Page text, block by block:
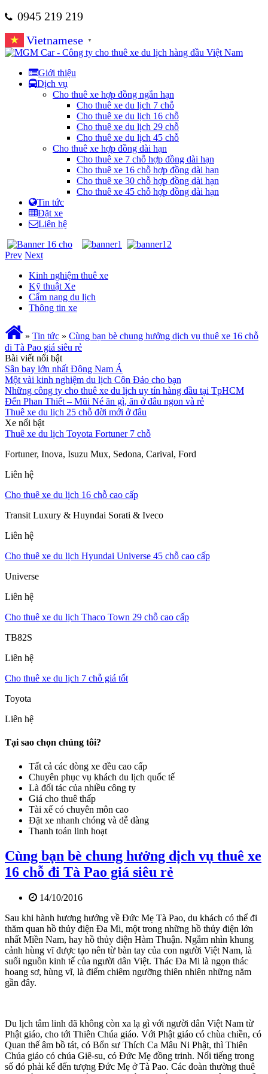
0945 219 219
Vietnamese
▼
Giới thiệu
Dịch vụ
Cho thuê xe hợp đồng ngắn hạn
Cho thuê xe du lịch 7 chỗ
Cho thuê xe du lịch 16 chỗ
Cho thuê xe du lịch 29 chỗ
Cho thuê xe du lịch 45 chỗ
Cho thuê xe hợp đồng dài hạn
Cho thuê xe 7 chỗ hợp đồng dài hạn
Cho thuê xe 16 chỗ hợp đồng dài hạn
Cho thuê xe 30 chỗ hợp đồng dài hạn
Cho thuê xe 45 chỗ hợp đồng dài hạn
Tin tức
Đặt xe
Liên hệ
Prev Next
Kinh nghiệm thuê xe
Kỹ thuật Xe
Cẩm nang du lịch
Thông tin xe
» Tin tức » Cùng bạn bè chung hưởng dịch vụ thuê xe 16 chỗ
đi Tà Pao giá siêu rẻ
Bài viết nổi bật
Sân bay lớn nhất Đông Nam Á
Một vài kinh nghiệm du lịch Côn Đảo cho bạn
Những công ty cho thuê xe du lịch uy tín hàng đầu tại TpHCM
Đến Phan Thiết – Mũi Né ăn gì, ăn ở đâu ngon và rẻ
Thuê xe du lịch 25 chỗ đời mới ở đâu
Xe nổi bật
Thuê xe du lịch Toyota Fortuner 7 chỗ
Fortuner, Inova, Isuzu Mux, Sedona, Carival, Ford
Liên hệ
Cho thuê xe du lịch 16 chỗ cao cấp
Transit Luxury & Huyndai Sorati & Iveco
Liên hệ
Cho thuê xe du lịch Hyundai Universe 45 chỗ cao cấp
Universe
Liên hệ
Cho thuê xe du lịch Thaco Town 29 chỗ cao cấp
TB82S
Liên hệ
Cho thuê xe du lịch 7 chỗ giá tốt
Toyota
Liên hệ
Tại sao chọn chúng tôi?
Tất cả các dòng xe đều cao cấp
Chuyên phục vụ khách du lịch quốc tế
Là đối tác của nhiều công ty
Giá cho thuê thấp
Tài xế có chuyên môn cao
Đặt xe nhanh chóng và dễ dàng
Thanh toán linh hoạt
Cùng bạn bè chung hưởng dịch vụ thuê xe
16 chỗ đi Tà Pao giá siêu rẻ
14/10/2016
Sau khi hành hương hướng về Đức Mẹ Tà Pao, du khách có thể đi
thăm quan hồ thủy điện Đa Mi, một trong những hồ thủy điện lớn
nhất Miền Nam, hay hồ thủy điện Hàm Thuận. Ngắm nhìn khung
cảnh hùng vĩ được tạo nên từ bàn tay của con người Việt Nam, là
suối nguồn kinh tế của người dân Việt. Thác Đa Mi là ngọn thác
hoang sơ, hùng vĩ, là điểm chiêm ngưỡng thiên nhiên những năm
gần đây.
Du lịch tâm linh đã không còn xa lạ gì với người dân Việt Nam từ
Phật giáo, cho tới Thiên Chúa giáo. Với Phật giáo có chùa chiền, có
Quan thế âm bồ tát, có Bổn sư Thích Ca Mâu Ni Phật, thì Thiên
Chúa giáo có chúa Giê-su, có Đức Mẹ đồng trinh. Nổi tiếng trong
số đó phải kể đến tượng Đức Mẹ ở Tà Pao. Các đoàn thường thuê